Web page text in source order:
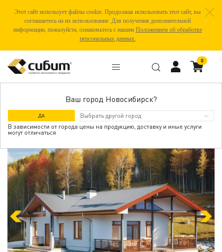
Этот сайт использует файлы cookie. Продолжая использовать этот сайт, вы
соглашаетесь на их использование. Для получения дополнительной
информации, пожалуйста, ознакомьтесь с нашим Положением об обработке
персональных данных.
Ваш город Новосибирск?
ДА
В зависимости от города цены на продукцию, доставку и иные услуги
могут отличаться
0
ПРОЕКТ ДОМА 1.106.2024-025